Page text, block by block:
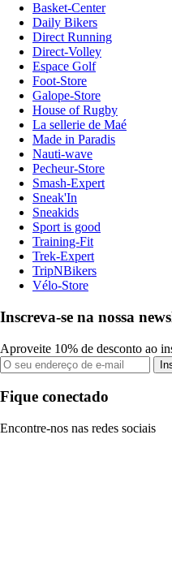
Basket-Center
Daily Bikers
Direct Running
Direct-Volley
Espace Golf
Foot-Store
Galope-Store
House of Rugby
La sellerie de Maé
Made in Paradis
Nauti-wave
Pecheur-Store
Smash-Expert
Sneak'In
Sneakids
Sport is good
Training-Fit
Trek-Expert
TripNBikers
Vélo-Store
Inscreva-se na nossa
Aproveite 10% de desconto ao
Fique conectado
Encontre-nos nas redes sociais